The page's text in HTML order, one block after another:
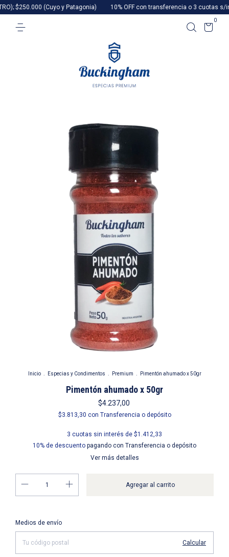
(Cuyo y Patagonia) 10% OFF con transferencia o 3 cuotas s/interés
0
Inicio Especias y Condimentos Premium Pimentón ahumado x 50gr
Pimentón ahumado x 50gr
$4.237,00
$3.813,30 con Transferencia o depósito
3 cuotas sin interés de $1.412,33
10% de descuento pagando con Transferencia o depósito
Ver más detalles
Entregas para el CP:
Medios de envío
Calcular